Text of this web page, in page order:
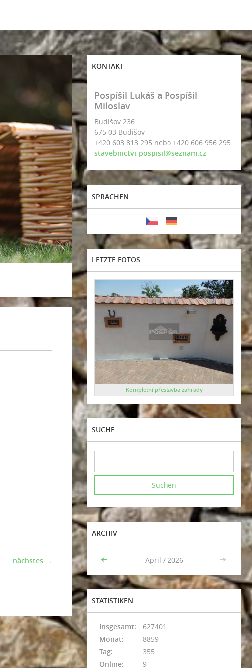
nächstes →
KONTAKT
Pospíšil Lukáš a Pospíšil
Miloslav
Budišov 236
675 03 Budišov
+420 603 813 295 nebo +420 606 956 295
stavebnictvi-pospisil@seznam.cz
SPRACHEN
LETZTE FOTOS
Kompletní přestavba zahrady
SUCHE
ARCHIV
<< April / 2026 >>
STATISTIKEN
Online: 9
Insgesamt:
627401
Monat:
8859
Tag:
355